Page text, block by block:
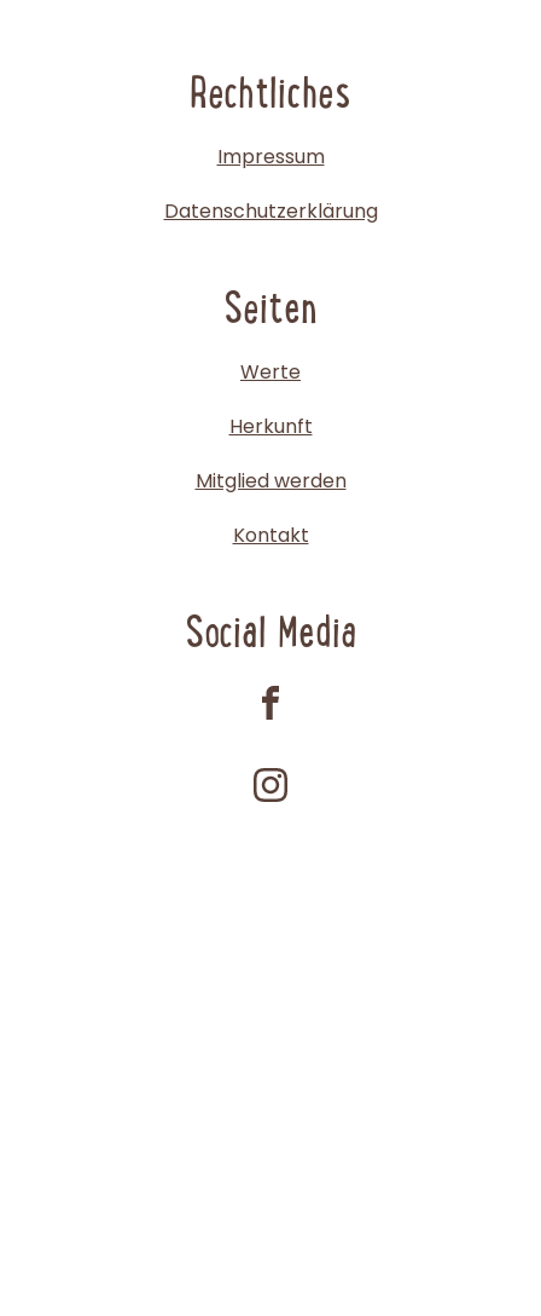
Rechtliches
Impressum
Datenschutzerklärung
Seiten
Werte
Herkunft
Mitglied werden
Kontakt
Social Media